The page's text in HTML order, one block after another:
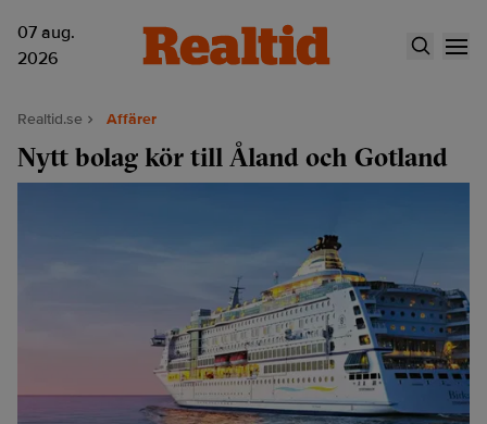
07 aug.
2026
Realtid.se Affärer
Nytt bolag kör till Åland och Gotland